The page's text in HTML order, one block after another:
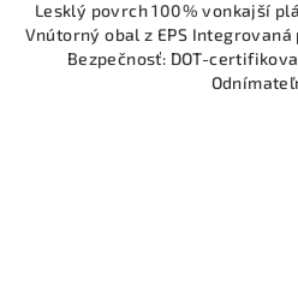
Lesklý povrch 100% vonkajší
Vnútorný obal z EPS
Bezpečnosť: DOT-